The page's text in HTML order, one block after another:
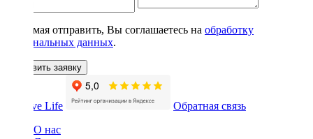
Нажимая отправить, Вы соглашаетесь на обработку
персональных данных.
Оставить заявку
Обратная связь
О нас